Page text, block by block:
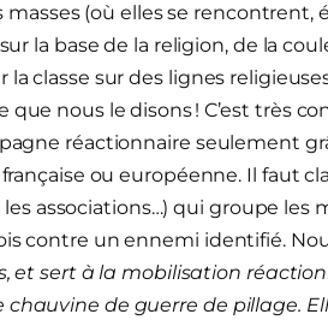
(où elles se rencontrent,
la base de la religion, de la
classe sur des lignes
nous le disons ! C’est très
réactionnaire seulement
ou européenne. Il faut
associations…) qui groupe les
contre un ennemi identifié.
et sert à la mobilisation
de guerre de pillage.